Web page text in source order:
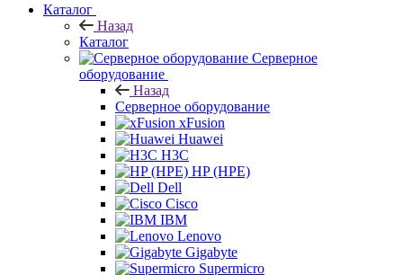
Каталог
Назад
Каталог
Серверное
оборудование
Назад
Серверное оборудование
xFusion
Huawei
H3C
HP (HPE)
Dell
Cisco
IBM
Lenovo
Gigabyte
Supermicro